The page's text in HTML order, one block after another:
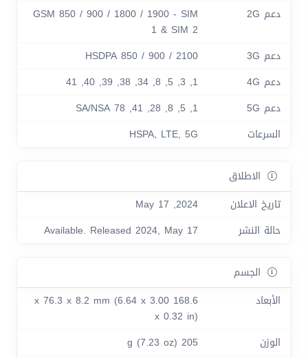
دعم 2G
GSM 850 / 900 / 1800 / 1900 - SIM
1 & SIM 2
دعم 3G
HSDPA 850 / 900 / 2100
دعم 4G
1, 3, 5, 8, 34, 38, 39, 40, 41
دعم 5G
1, 5, 8, 28, 41, 78 SA/NSA
السرعات
HSPA, LTE, 5G
الاطلاق
تاريخ الاعلان
2024, May 17
حالة النشر
Available. Released 2024, May 17
الجسم
الأبعاد
168.6 x 76.3 x 8.2 mm (6.64 x 3.00
x 0.32 in)
الوزن
205 g (7.23 oz)